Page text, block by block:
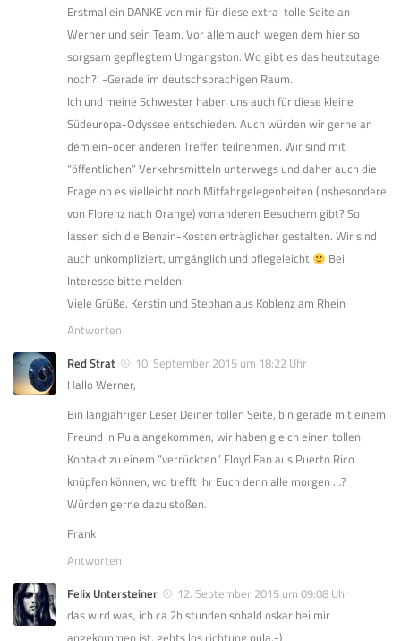
Erstmal ein DANKE von mir für diese extra-tolle Seite an
Werner und sein Team. Vor allem auch wegen dem hier so
sorgsam gepflegtem Umgangston. Wo gibt es das heutzutage
noch?! -Gerade im deutschsprachigen Raum.
Ich und meine Schwester haben uns auch für diese kleine
Südeuropa-Odyssee entschieden. Auch würden wir gerne an
dem ein-oder anderen Treffen teilnehmen. Wir sind mit
“öffentlichen” Verkehrsmitteln unterwegs und daher auch die
Frage ob es vielleicht noch Mitfahrgelegenheiten (insbesondere
von Florenz nach Orange) von anderen Besuchern gibt? So
lassen sich die Benzin-Kosten erträglicher gestalten. Wir sind
auch unkompliziert, umgänglich und pflegeleicht
Bei
Interesse bitte melden.
Viele Grüße. Kerstin und Stephan aus Koblenz am Rhein
Antworten
Red Strat
10. September 2015 um 18:22 Uhr
Hallo Werner,
Bin langjähriger Leser Deiner tollen Seite, bin gerade mit einem
Freund in Pula angekommen, wir haben gleich einen tollen
Kontakt zu einem “verrückten” Floyd Fan aus Puerto Rico
knüpfen können, wo trefft Ihr Euch denn alle morgen …?
Würden gerne dazu stoßen.
Frank
Antworten
Felix Untersteiner
12. September 2015 um 09:08 Uhr
das wird was, ich ca 2h stunden sobald oskar bei mir